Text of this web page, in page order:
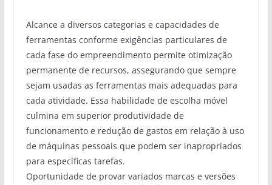
Alcance a diversos categorias e capacidades de
ferramentas conforme exigências particulares de
cada fase do empreendimento permite otimização
permanente de recursos, assegurando que sempre
sejam usadas as ferramentas mais adequadas para
cada atividade. Essa habilidade de escolha móvel
culmina em superior produtividade de
funcionamento e redução de gastos em relação à uso
de máquinas pessoais que podem ser inapropriados
para específicas tarefas.
Oportunidade de provar variados marcas e versões